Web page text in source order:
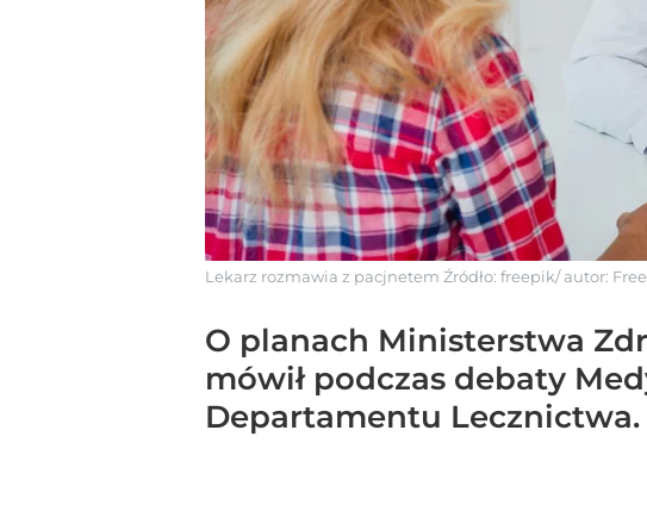
Lekarz rozmawia z pacjnetem Źródło: freepik/ autor:
O planach Ministerstwa
mówił podczas debaty
Departamentu Lecznictwa.